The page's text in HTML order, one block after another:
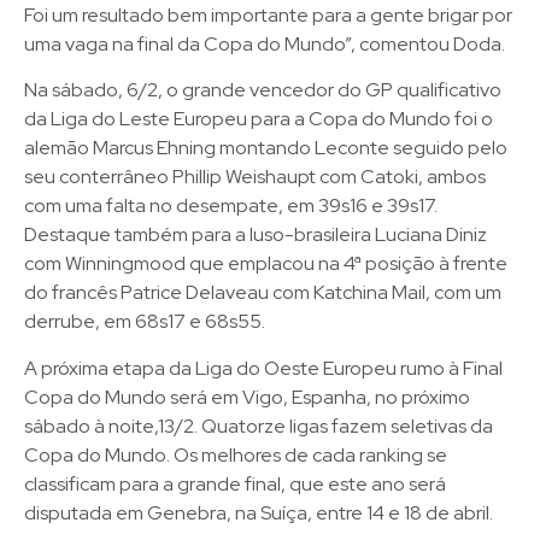
Foi um resultado bem importante para a gente brigar por
uma vaga na final da Copa do Mundo”, comentou Doda.
Na sábado, 6/2, o grande vencedor do GP qualificativo
da Liga do Leste Europeu para a Copa do Mundo foi o
alemão Marcus Ehning montando Leconte seguido pelo
seu conterrâneo Phillip Weishaupt com Catoki, ambos
com uma falta no desempate, em 39s16 e 39s17.
Destaque também para a luso-brasileira Luciana Diniz
com Winningmood que emplacou na 4ª posição à frente
do francês Patrice Delaveau com Katchina Mail, com um
derrube, em 68s17 e 68s55.
A próxima etapa da Liga do Oeste Europeu rumo à Final
Copa do Mundo será em Vigo, Espanha, no próximo
sábado à noite,13/2. Quatorze ligas fazem seletivas da
Copa do Mundo. Os melhores de cada ranking se
classificam para a grande final, que este ano será
disputada em Genebra, na Suíça, entre 14 e 18 de abril.